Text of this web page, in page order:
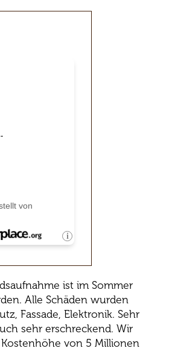
ist im Sommer
Alle Schäden wurden
Fassade, Elektronik. Sehr
sehr erschreckend. Wir
von 5 Millionen